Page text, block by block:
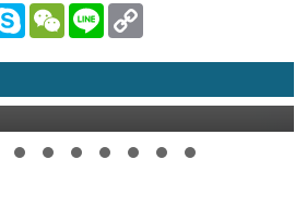
SkypeWeChatLine
Ajang Kenal